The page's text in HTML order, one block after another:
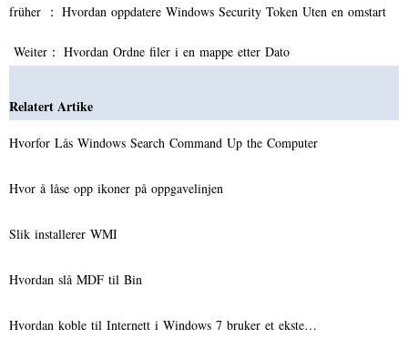
früher ： Hvordan oppdatere Windows Security Token Uten en omstart
Weiter： Hvordan Ordne filer i en mappe etter Dato
Relatert Artike
Hvorfor Lås Windows Search Command Up the Computer
Hvor å låse opp ikoner på oppgavelinjen
Slik installerer WMI
Hvordan slå MDF til Bin
Hvordan koble til Internett i Windows 7 bruker et ekste…